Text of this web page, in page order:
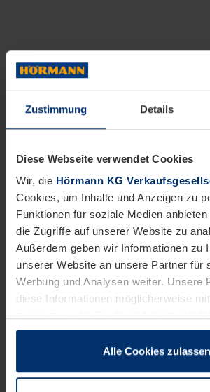
Zustimmung Details
Diese Webseite verwendet Cookies
Wir, die Hörmann KG
Cookies, um Inhalte und Anzeigen zu
Funktionen für soziale Medien
die Zugriffe auf unserer Website zu
Außerdem geben wir Informationen zu
unserer Website an unsere Partner für
Werbung und Analysen weiter. Unsere
diese Informationen möglicherweise
sie im Rahmen Ihrer Nutzung der
wenn diese für den Betrieb dieser Seite
Alle Cookies zulassen